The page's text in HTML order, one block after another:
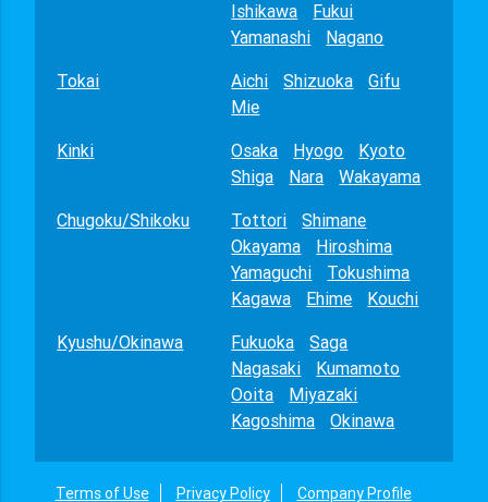
Ishikawa
Fukui
Yamanashi
Nagano
Tokai
Aichi Shizuoka
Gifu
Mie
Kinki
Osaka Hyogo
Kyoto
Shiga
Nara
Wakayama
Chugoku/Shikoku
Tottori
Shimane
Okayama
Hiroshima
Yamaguchi
Tokushima
Kagawa
Ehime
Kouchi
Kyushu/Okinawa
Fukuoka
Saga
Nagasaki
Kumamoto
Ooita
Miyazaki
Kagoshima
Okinawa
Terms of Use Privacy Policy Company Profile